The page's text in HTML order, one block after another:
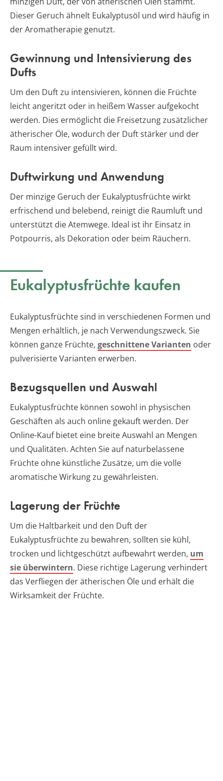
Dieser Geruch ähnelt Eukalyptusöl und wird häufig in
der Aromatherapie genutzt.
Gewinnung und Intensivierung des
Dufts
Um den Duft zu intensivieren, können die Früchte
leicht angeritzt oder in heißem Wasser aufgekocht
werden. Dies ermöglicht die Freisetzung zusätzlicher
ätherischer Öle, wodurch der Duft stärker und der
Raum intensiver gefüllt wird.
Duftwirkung und Anwendung
Der minzige Geruch der Eukalyptusfrüchte wirkt
erfrischend und belebend, reinigt die Raumluft und
unterstützt die Atemwege. Ideal ist ihr Einsatz in
Potpourris, als Dekoration oder beim Räuchern.
Eukalyptusfrüchte kaufen
Eukalyptusfrüchte sind in verschiedenen Formen und
Mengen erhältlich, je nach Verwendungszweck. Sie
können ganze Früchte, geschnittene Varianten oder
pulverisierte Varianten erwerben.
Bezugsquellen und Auswahl
Eukalyptusfrüchte können sowohl in physischen
Geschäften als auch online gekauft werden. Der
Online-Kauf bietet eine breite Auswahl an Mengen
und Qualitäten. Achten Sie auf naturbelassene
Früchte ohne künstliche Zusätze, um die volle
aromatische Wirkung zu gewährleisten.
Lagerung der Früchte
Um die Haltbarkeit und den Duft der
Eukalyptusfrüchte zu bewahren, sollten sie kühl,
trocken und lichtgeschützt aufbewahrt werden, um
sie überwintern. Diese richtige Lagerung verhindert
das Verfliegen der ätherischen Öle und erhält die
Wirksamkeit der Früchte.